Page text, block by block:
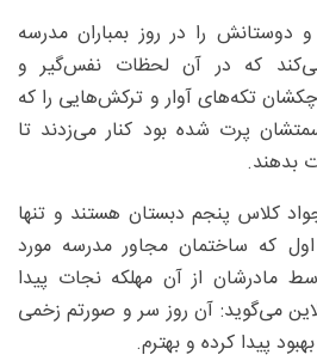
را در روز بمباران مدرسه
که در آن لحظات نفس‌گیر و
تکه‌های آوار و ترکش‌هایی را که
پرت شده بود کنار می‌زدند تا
بدهند.
کلاس پنجم دبستان هستند و تنها
اول که ساختمان مجاور مدرسه مورد
مادرشان از آن مهلکه نجات پیدا
می‌گوید: آن روز سر و صورتم زخمی
پیدا کرده و بهترم.